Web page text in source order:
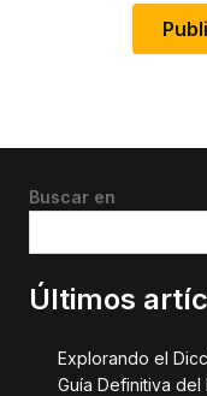
Buscar en
Últimos
Explorando el
Guía Definitiva del